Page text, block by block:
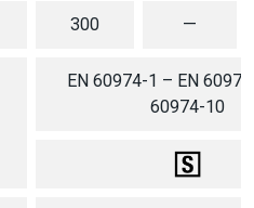
300 —
EN 60974-1 – EN
60974-10